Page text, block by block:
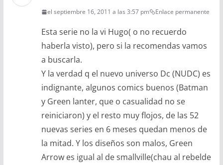
el septiembre 16, 2011 a las 3:57 pm Enlace permanente
Esta serie no la vi Hugo( o no recuerdo
haberla visto), pero si la recomendas vamos
a buscarla.
Y la verdad q el nuevo universo Dc (NUDC) es
indignante, algunos comics buenos (Batman
y Green lanter, que o casualidad no se
reiniciaron) y el resto muy flojos, de las 52
nuevas series en 6 meses quedan menos de
la mitad. Y los diseños son malos, Green
Arrow es igual al de smallville(chau al rebelde